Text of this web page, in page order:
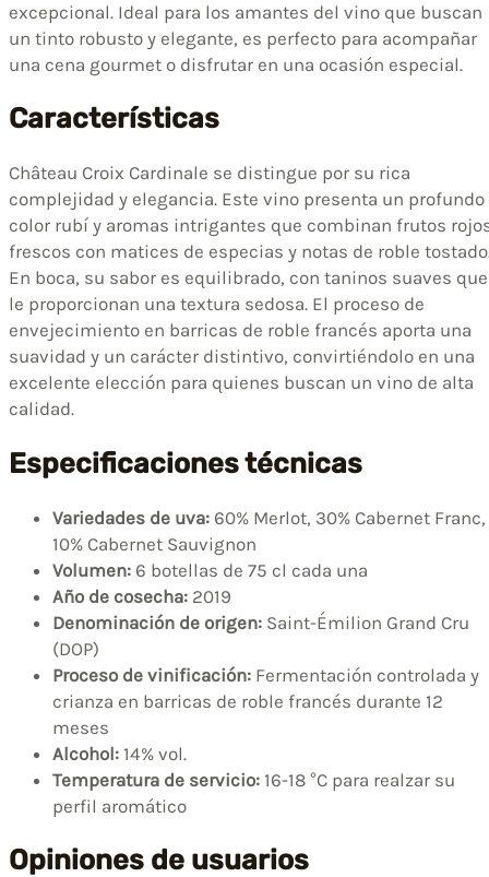
excepcional. Ideal para los amantes del vino que buscan
un tinto robusto y elegante, es perfecto para acompañar
una cena gourmet o disfrutar en una ocasión especial.
Características
Château Croix Cardinale se distingue por su rica
complejidad y elegancia. Este vino presenta un profundo
color rubí y aromas intrigantes que combinan frutos
frescos con matices de especias y notas de roble
En boca, su sabor es equilibrado, con taninos suaves que
le proporcionan una textura sedosa. El proceso de
envejecimiento en barricas de roble francés aporta una
suavidad y un carácter distintivo, convirtiéndolo en una
excelente elección para quienes buscan un vino de alta
calidad.
Especificaciones técnicas
Variedades de uva: 60% Merlot, 30% Cabernet Franc,
10% Cabernet Sauvignon
Volumen: 6 botellas de 75 cl cada una
Año de cosecha: 2019
Denominación de origen: Saint-Émilion Grand Cru
(DOP)
Proceso de vinificación: Fermentación controlada y
crianza en barricas de roble francés durante 12
meses
Alcohol: 14% vol.
Temperatura de servicio: 16-18 °C para realzar su
perfil aromático
Opiniones de usuarios